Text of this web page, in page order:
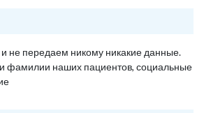
не передаем никому никакие данные.
фамилии наших пациентов, социальные